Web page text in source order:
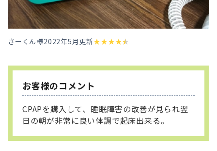
さーくん様2022年5月更新★★★★★
お客様のコメント
CPAPを購入して、睡眠障害の改善が見られ翌
日の朝が非常に良い体調で起床出来る。